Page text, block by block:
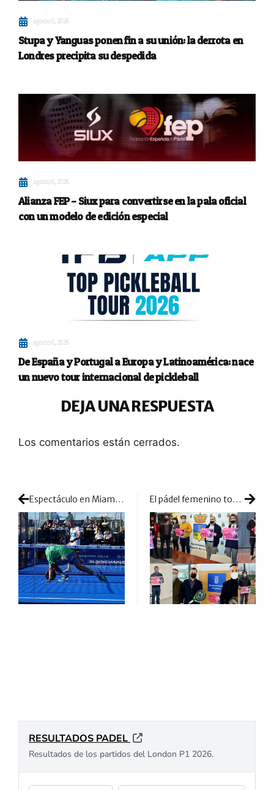
agosto 6, 2026
Stupa y Yanguas ponen fin a su unión: la derrota en
Londres precipita su despedida
agosto 6, 2026
Alianza FEP – Siux para convertirse en la pala oficial
con un modelo de edición especial
agosto 6, 2026
De España y Portugal a Europa y Latinoamérica: nace
un nuevo tour internacional de pickleball
DEJA UNA RESPUESTA
Los comentarios están cerrados.
Espectáculo en Miami: los chicos dejaron enormes puntos en el torneo El pádel femenino toma Andalucía por completo: protagonismo total de las jugadoras